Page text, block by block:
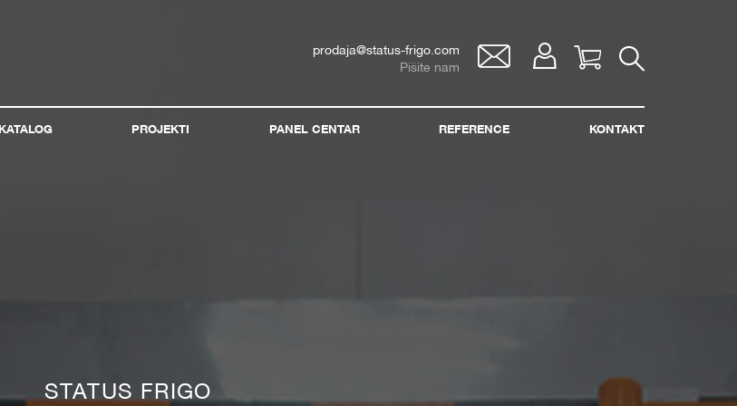
Vaša korpa
prodaja@status-frigo.com
Pišite nam
KATALOG PROJEKTI PANEL CENTAR REFERENCE KONTAKT
STATUS FRIGO